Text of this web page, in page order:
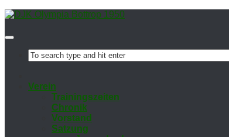
Ver­ein
Trai­nings­zei­ten
Chro­nik
Vor­stand
Sat­zung